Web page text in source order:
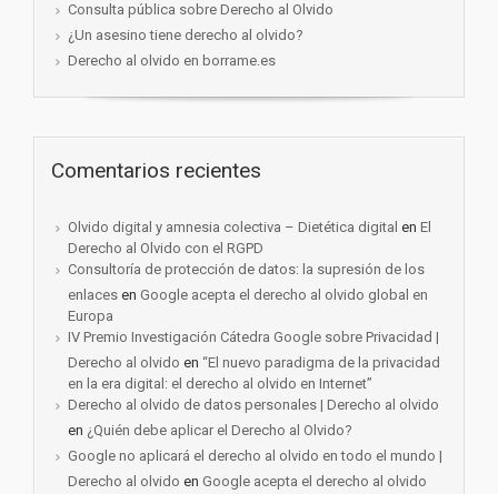
Consulta pública sobre Derecho al Olvido
¿Un asesino tiene derecho al olvido?
Derecho al olvido en borrame.es
Comentarios recientes
Olvido digital y amnesia colectiva – Dietética digital en El
Derecho al Olvido con el RGPD
Consultoría de protección de datos: la supresión de los
enlaces en Google acepta el derecho al olvido global en
Europa
IV Premio Investigación Cátedra Google sobre Privacidad |
Derecho al olvido en “El nuevo paradigma de la privacidad
en la era digital: el derecho al olvido en Internet”
Derecho al olvido de datos personales | Derecho al olvido
en ¿Quién debe aplicar el Derecho al Olvido?
Google no aplicará el derecho al olvido en todo el mundo |
Derecho al olvido en Google acepta el derecho al olvido